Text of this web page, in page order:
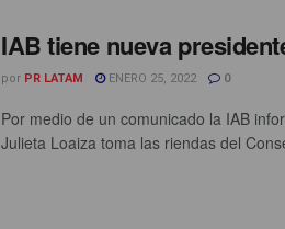
IAB tiene nueva
por PR LATAM ENERO 25, 2022 0
Por medio de un comunicado la IAB
Julieta Loaiza toma las riendas del